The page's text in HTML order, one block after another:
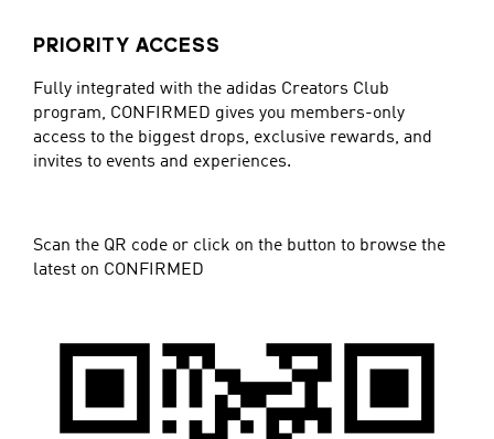
PRIORITY ACCESS
Fully integrated with the adidas Creators Club
program, CONFIRMED gives you members-only
access to the biggest drops, exclusive rewards, and
invites to events and experiences.
Scan the QR code or click on the button to browse the
latest on CONFIRMED